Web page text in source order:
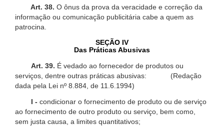
Art. 38. O ônus da prova da veracidade e correção da
informação ou comunicação publicitária cabe a quem as
patrocina.
SEÇÃO IV
Das Práticas Abusivas
Art. 39. É vedado ao fornecedor de produtos ou
serviços, dentre outras práticas abusivas: (Redação
dada pela Lei nº 8.884, de 11.6.1994)
I - condicionar o fornecimento de produto ou de serviço
ao fornecimento de outro produto ou serviço, bem como,
sem justa causa, a limites quantitativos;